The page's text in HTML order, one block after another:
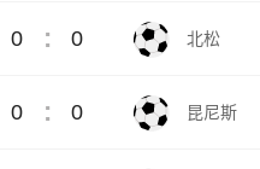
0 : 0 北松
0 : 0 昆尼斯